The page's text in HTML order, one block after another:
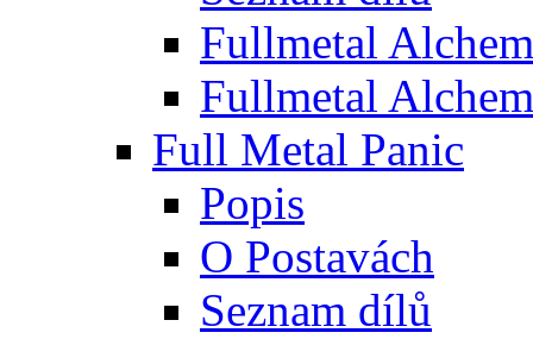
Fullmetal
Fullmetal
Full Metal Panic
Popis
O Postavách
Seznam dílů